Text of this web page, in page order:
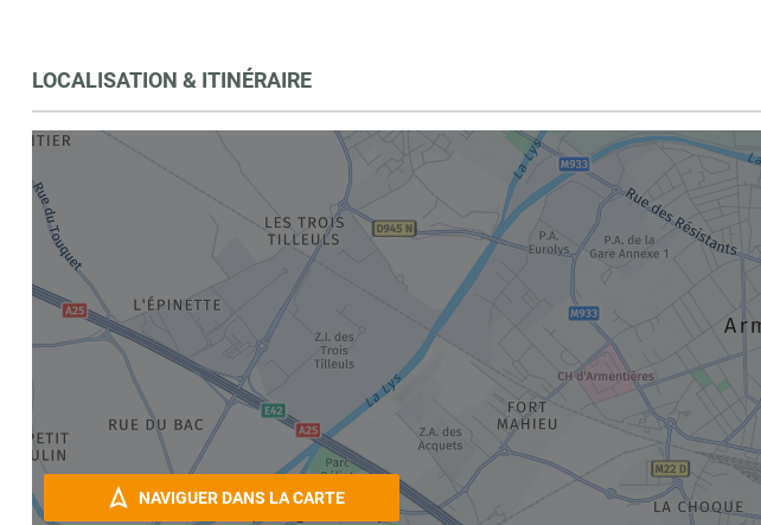
LOCALISATION & ITINÉRAIRE
NAVIGUER DANS LA CARTE